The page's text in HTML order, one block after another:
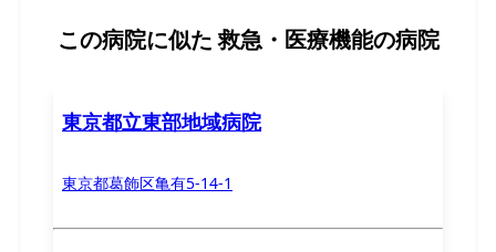
この病院に似た 救急・医療機能の病院
東京都立東部地域病院
東京都葛飾区亀有5-14-1